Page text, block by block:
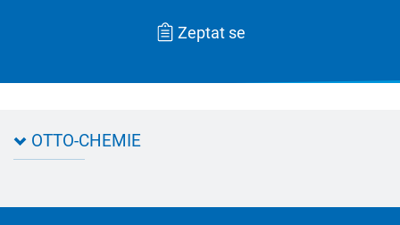
Zeptat se
OTTO-CHEMIE
Příjezd